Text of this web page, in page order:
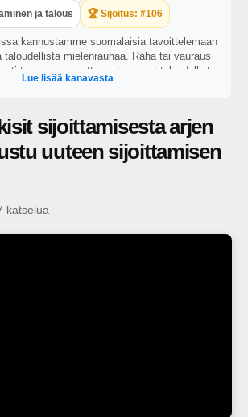
ja talous 🏆 Sijoitus: #106
kannustamme suomalaisia tavoittelemaan
mielenrauhaa. Raha tai vauraus
tuo onnea, mutta ne tarjoavat taloudellista
epävarmoina aikoina. Tarjoamme
taloudellista mielenrauhaa. Oivalla
mahdollisuutesi
Lue lisää kanavasta
sijoittamisesta arjen
uuteen sijoittamisen
katselua